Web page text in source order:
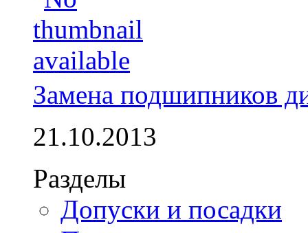
Замена подшипников
21.10.2013
Разделы
Допуски и посадки